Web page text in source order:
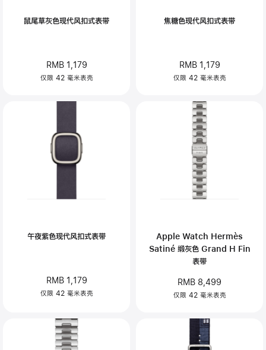
鼠尾草灰色现代风扣式表带
RMB 1,179
仅限 42 毫米表壳
焦糖色现代风扣式表带
RMB 1,179
仅限 42 毫米表壳
午夜紫色现代风扣式表带
RMB 1,179
仅限 42 毫米表壳
Apple Watch Hermès
Satiné 缎灰色 Grand H Fin
表带
RMB 8,499
仅限 42 毫米表壳